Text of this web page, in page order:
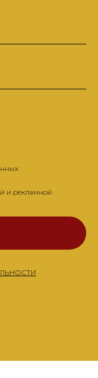
и рекламной